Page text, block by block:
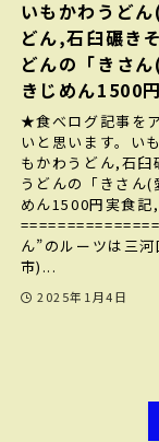
いもかわうど
どん,石臼碾き
どんの「きさ
きじめん1500
★食べログ記事を
いと思います。い
もかわうどん,石
うどんの「きさん
めん1500円実食記
ん”のルーツは三
市)...
2025年1月4日